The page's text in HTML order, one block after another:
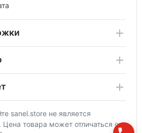
sanel.store не является
Цена товара может отличаться от